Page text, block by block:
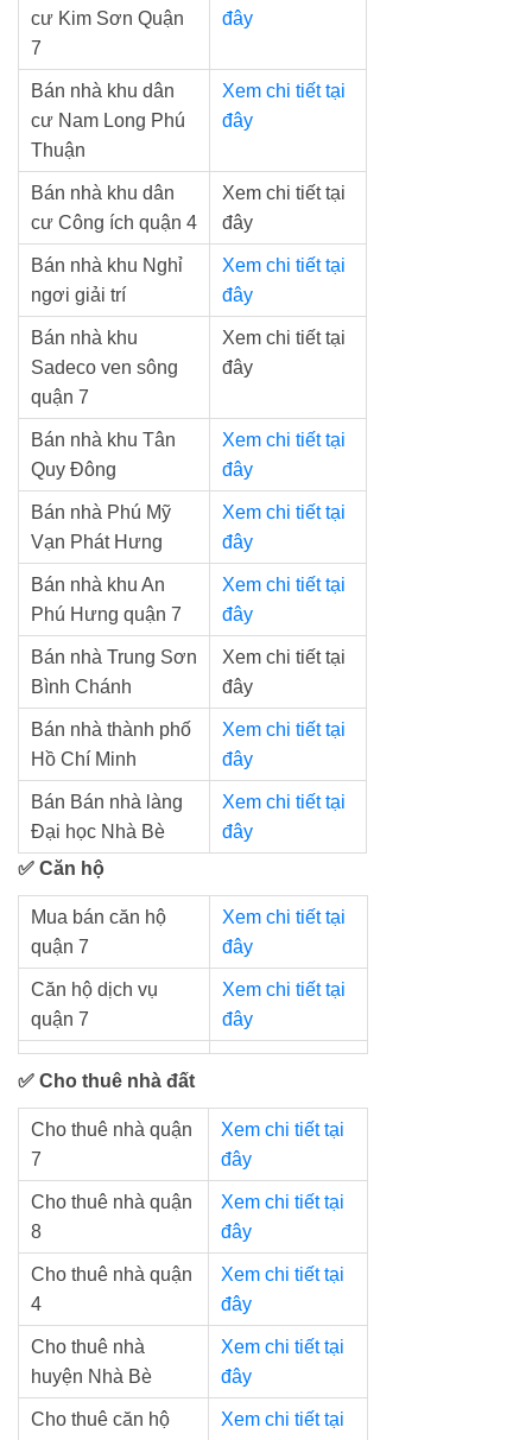
cư Kim Sơn Quận
7
đây
Bán nhà khu dân
cư Nam Long Phú
Thuận
Xem chi tiết tại
đây
Bán nhà khu dân
cư Công ích quận 4
Xem chi tiết tại
đây
Bán nhà khu Nghỉ
ngơi giải trí
Xem chi tiết tại
đây
Bán nhà khu
Sadeco ven sông
quận 7
Xem chi tiết tại
đây
Bán nhà khu Tân
Quy Đông
Xem chi tiết tại
đây
Bán nhà Phú Mỹ
Vạn Phát Hưng
Xem chi tiết tại
đây
Bán nhà khu An
Phú Hưng quận 7
Xem chi tiết tại
đây
Bán nhà Trung Sơn
Bình Chánh
Xem chi tiết tại
đây
Bán nhà thành phố
Hồ Chí Minh
Xem chi tiết tại
đây
Bán Bán nhà làng
Đại học Nhà Bè
Xem chi tiết tại
đây
✅ Căn hộ
Mua bán căn hộ
quận 7
Xem chi tiết tại
đây
Căn hộ dịch vụ
quận 7
Xem chi tiết tại
đây
✅ Cho thuê nhà đất
Cho thuê nhà quận
7
Xem chi tiết tại
đây
Cho thuê nhà quận
8
Xem chi tiết tại
đây
Cho thuê nhà quận
4
Xem chi tiết tại
đây
Cho thuê nhà
huyện Nhà Bè
Xem chi tiết tại
đây
Cho thuê căn hộ
Xem chi tiết tại